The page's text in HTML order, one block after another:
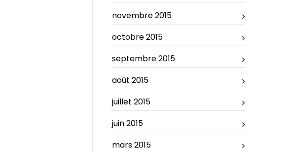
novembre 2015
octobre 2015
septembre 2015
août 2015
juillet 2015
juin 2015
mars 2015